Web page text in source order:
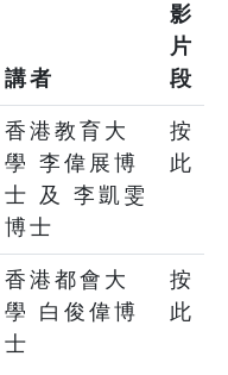
講者
影
片
段
香港教育大
學 李偉展博
士 及 李凱雯
博士
按
此
香港都會大
學 白俊偉博
士
按
此